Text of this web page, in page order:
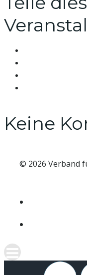
Keine
© 2026 Verband